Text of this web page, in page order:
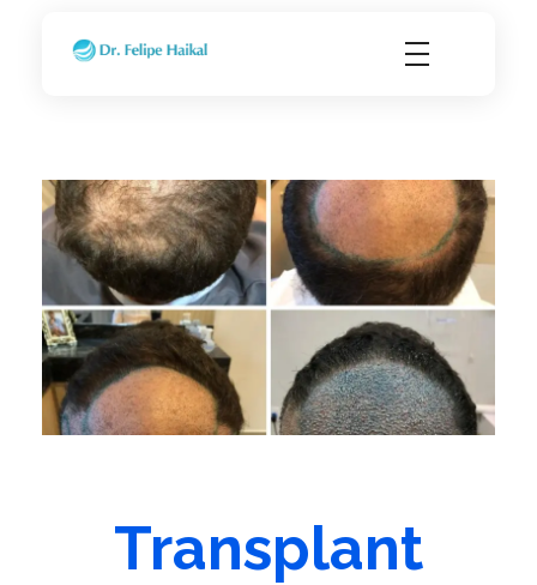
Transplant